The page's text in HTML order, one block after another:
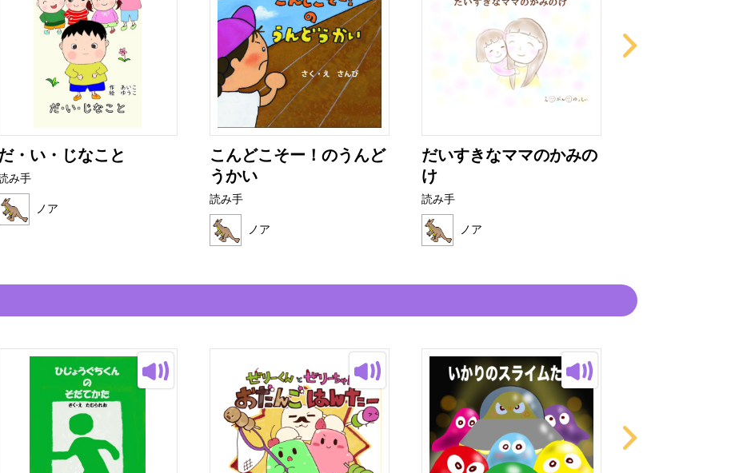
・い・じなこと
み手
ノア
こんどこそー！のうんど
うかい
読み手
ノア
だいすきなママのかみの
け
読み手
ノア